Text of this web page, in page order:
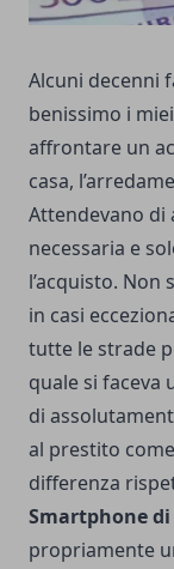
Alcuni decenni
benissimo i
affrontare un
casa,
Attendevano di
necessaria e
l’acquisto. Non
in casi
tutte le strade
quale si faceva
di
al prestito
differenza
Smartphone
propriamente